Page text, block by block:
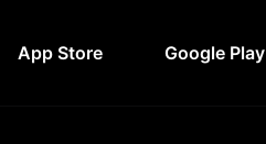
App Store Google Play